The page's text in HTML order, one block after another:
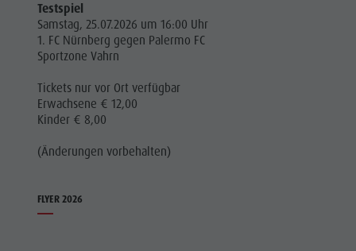
Testspiel
Samstag, 25.07.2026 um 16:00 Uhr
1. FC Nürnberg gegen Palermo FC
Sportzone Vahrn
Tickets nur vor Ort verfügbar
Erwachsene € 12,00
Kinder € 8,00
(Änderungen vorbehalten)
FLYER 2026